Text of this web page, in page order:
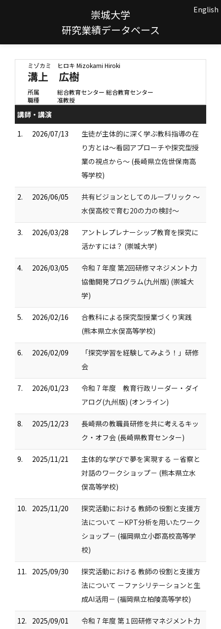
崇城大学
研究業績データベース
English
ミゾカミ ヒロキ Mizokami Hiroki
溝上 広樹
所属
総合教育センター 総合教育センター
職種
准教授
講師・講演
1.
2026/07/13
生徒が主体的に深く学ぶ教科指導の在
り方とは～看図アプローチや探究型授
業の視点から～ (長崎県立佐世保南高
等学校)
2. 2026/06/05
共有ビジョンとしてのルーブリック ～
水俣高校で育む20の力の検討～
3. 2026/03/28
アントレプレナーシップ教育を探究に
活かすには？ (崇城大学)
4. 2026/03/05
令和 7 年度 第2回研修マネジメント力
協働開発プログラム(九州版) (崇城大
学)
5. 2026/02/16
合教科による探究型授業づくり実践
(熊本県立水俣高等学校)
6. 2026/02/09
「探究学習を経験してみよう！」研修
会
7. 2026/01/23
令和 7 年度 教育行政リーダー・ダイ
アログ(九州版) (オンライン)
8. 2025/12/23
長崎県の教職員研修を共に考えるキッ
ク・オフ会 (長崎県教育センター)
9. 2025/11/21
主体的な学びで夢を実現する －省察と
対話のワークショップ－ (熊本県立水
俣高等学校)
10. 2025/11/20
探究活動における 教師の役割と支援方
法について －KPT分析を用いたワーク
ショップ－ (福岡県立小郡高校高等学
校)
11. 2025/09/30
探究活動における 教師の役割と支援方
法について －ファシリテーションと生
成AI活用－ (福岡県立柏陵高等学校)
12. 2025/09/01
令和 7 年度 第１回研修マネジメント力